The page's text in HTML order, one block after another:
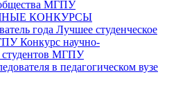
общества МГПУ
КОНКУРСЫ
года Лучшее студенческое
Конкурс научно-
студентов МГПУ
в педагогическом вузе